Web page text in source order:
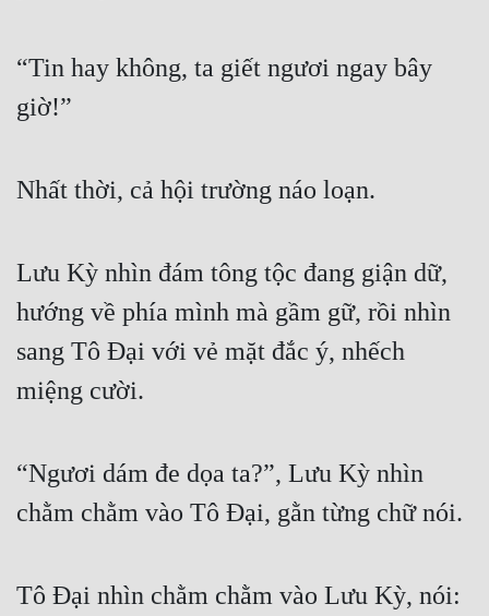
“Tin hay không, ta giết ngươi ngay bây
giờ!”
Nhất thời, cả hội trường náo loạn.
Lưu Kỳ nhìn đám tông tộc đang giận dữ,
hướng về phía mình mà gầm gữ, rồi nhìn
sang Tô Đại với vẻ mặt đắc ý, nhếch
miệng cười.
“Ngươi dám đe dọa ta?”, Lưu Kỳ nhìn
chằm chằm vào Tô Đại, gằn từng chữ nói.
Tô Đại nhìn chằm chằm vào Lưu Kỳ, nói: